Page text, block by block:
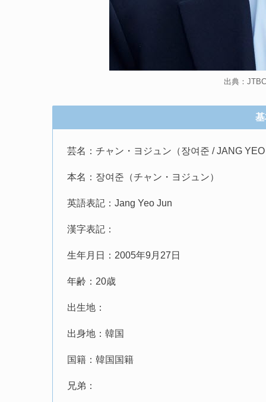
出典：
芸名：チャン・ヨジュン（장여준 / JANG
本名：장여준（チャン・ヨジュン）
英語表記：Jang Yeo Jun
漢字表記：
生年月日：2005年9月27日
年齢：20歳
出生地：
出身地：韓国
国籍：韓国国籍
兄弟：